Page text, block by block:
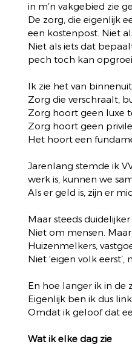
in m’n vakgebied zie
De zorg, die eigenlijk
een kostenpost. Niet
Niet als iets dat
pech toch kan
Ik zie het van
Zorg die verschraalt,
Zorg hoort geen luxe
Zorg hoort geen
Het hoort een
Jarenlang stemde ik
werk is, kunnen we
Als er geld is, zijn er
Maar steeds
Niet om mensen.
Huizenmelkers,
Niet ‘eigen volk eerst’,
En hoe langer ik in de
Eigenlijk ben ik dus
Omdat ik geloof dat
Wat ik elke dag zie